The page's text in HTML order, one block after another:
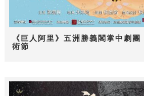
《巨人阿里》五洲勝義閣掌中劇
術節